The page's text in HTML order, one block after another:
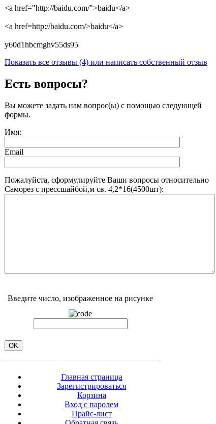
<a href="http://baidu.com/">baidu</a>
<a href=http://baidu.com/>baidu</a>
y60d1hbcmghv55ds95
Показать все отзывы (4) или написать собственный отзыв
Есть вопросы?
Вы можете задать нам вопрос(ы) с помощью следующей
формы.
Имя:
Email
Пожалуйста, сформулируйте Ваши вопросы относительно
Саморез с прессшайбой,м св. 4,2*16(4500шт):
Введите число, изображенное на рисунке
Главная страница
Зарегистрироваться
Корзина
Вход с паролем
Прайс-лист